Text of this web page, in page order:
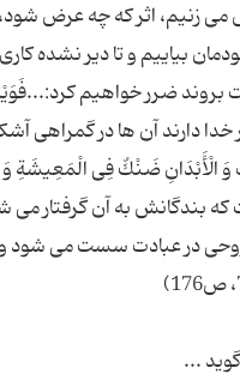
زنیم، اثر که چه عرض شود،
بیاییم و تا دیر نشده
بروند ضرر خواهیم
خدا دارند آن ها در گمراهی
وَ الْأَبْدَانِ ضَنْكٌ فِی
بندگانش به آن گرفتار
در عبادت سست می شود و